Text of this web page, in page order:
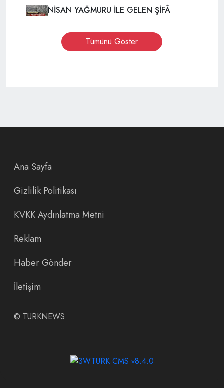
NİSAN YAĞMURU İLE GELEN ŞİFÂ
Tümünü Göster
Ana Sayfa
Gizlilik Politikası
KVKK Aydınlatma Metni
Reklam
Haber Gönder
İletişim
© TURKNEWS